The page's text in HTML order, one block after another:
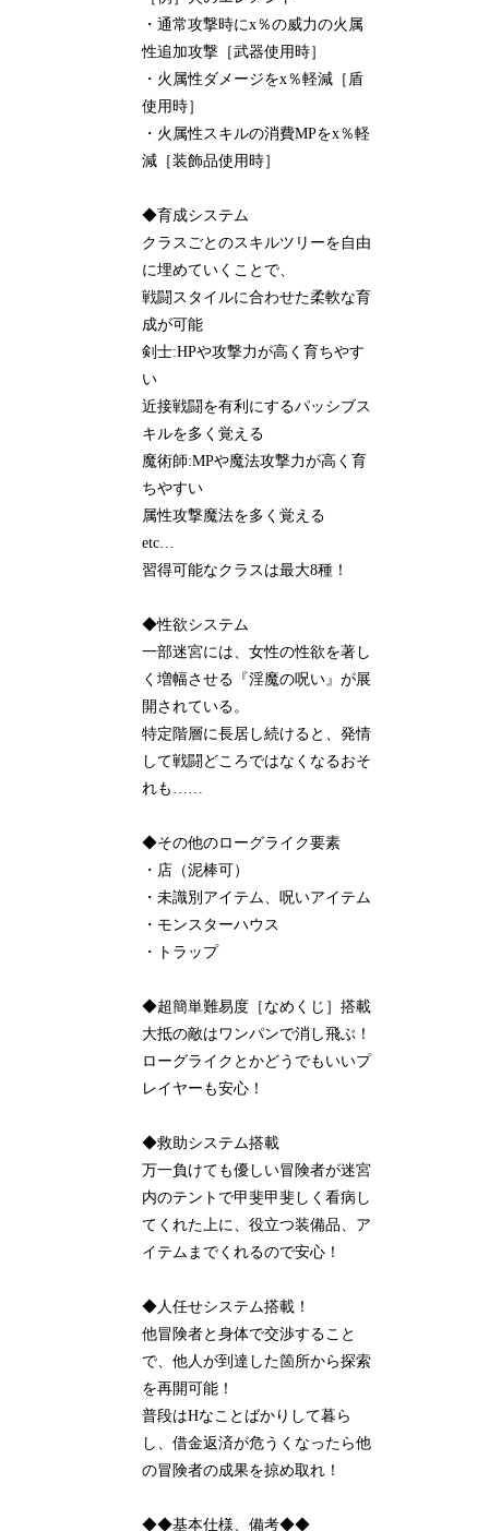
・通常攻撃時にx％の威力の火属
性追加攻撃［武器使用時］
・火属性ダメージをx％軽減［盾
使用時］
・火属性スキルの消費MPをx％軽
減［装飾品使用時］
◆育成システム
クラスごとのスキルツリーを自由
に埋めていくことで、
戦闘スタイルに合わせた柔軟な育
成が可能
剣士:HPや攻撃力が高く育ちやす
い
近接戦闘を有利にするパッシブス
キルを多く覚える
魔術師:MPや魔法攻撃力が高く育
ちやすい
属性攻撃魔法を多く覚える
etc…
習得可能なクラスは最大8種！
◆性欲システム
一部迷宮には、女性の性欲を著し
く増幅させる『淫魔の呪い』が展
開されている。
特定階層に長居し続けると、発情
して戦闘どころではなくなるおそ
れも……
◆その他のローグライク要素
・店（泥棒可）
・未識別アイテム、呪いアイテム
・モンスターハウス
・トラップ
◆超簡単難易度［なめくじ］搭載
大抵の敵はワンパンで消し飛ぶ！
ローグライクとかどうでもいいプ
レイヤーも安心！
◆救助システム搭載
万一負けても優しい冒険者が迷宮
内のテントで甲斐甲斐しく看病し
てくれた上に、役立つ装備品、ア
イテムまでくれるので安心！
◆人任せシステム搭載！
他冒険者と身体で交渉すること
で、他人が到達した箇所から探索
を再開可能！
普段はHなことばかりして暮ら
し、借金返済が危うくなったら他
の冒険者の成果を掠め取れ！
◆◆基本仕様、備考◆◆